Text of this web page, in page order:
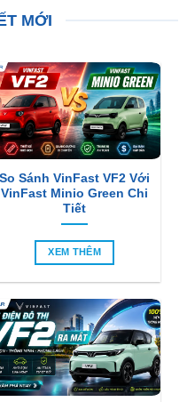
MỚI
So Sánh VinFast VF2 Với
VinFast Minio Green Chi
Tiết
XEM THÊM